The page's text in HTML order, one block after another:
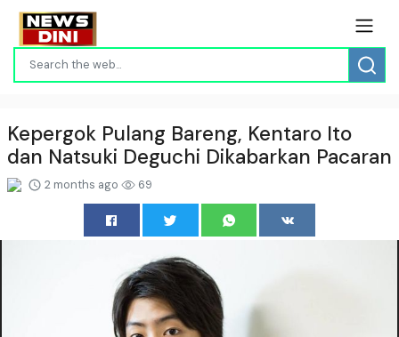
Kepergok Pulang Bareng, Kentaro Ito
dan Natsuki Deguchi Dikabarkan Pacaran
2 months ago 69